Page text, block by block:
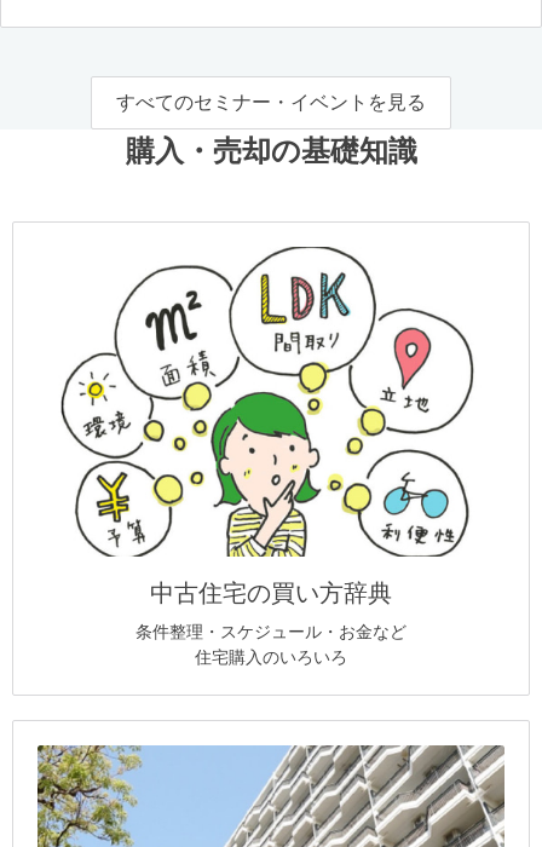
すべてのセミナー・イベントを見る
購入・売却の基礎知識
中古住宅の買い方辞典
条件整理・スケジュール・お金など
住宅購入のいろいろ